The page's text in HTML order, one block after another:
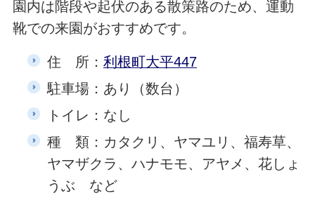
園内は階段や起伏のある散策路のため、運動
靴での来園がおすすめです。
住 所： 利根町大平447
駐車場：あり（数台）
トイレ：なし
種 類：カタクリ、ヤマユリ、福寿草、
ヤマザクラ、ハナモモ、アヤメ、花しょ
うぶ など